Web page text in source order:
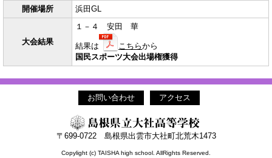
開催場所
浜田GL
大会結果
１－４ 安田 華
結果は こちらから
国民スポーツ大会出場権獲得
お問い合わせ アクセス
〒699-0722 島根県出雲市大社町北荒木1473
Copylight (c) TAISHA high school. AllRights Reserved.